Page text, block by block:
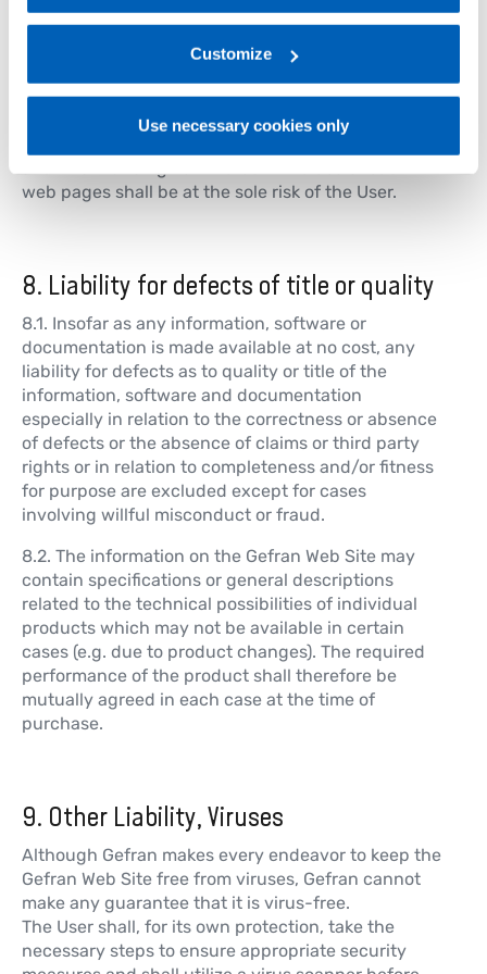
regarding processing of personal data, at the following
Gefran - Privacy Policy.
Customize
Use necessary cookies only
web pages of third parties. Gefran shall have no
liability for the contents of such web pages and
such web pages or their contents as its own, as
Gefran does not control the information on such
web pages shall be at the sole risk of the User.
8. Liability for defects of title or quality
8.1. Insofar as any information, software or
documentation is made available at no cost, any
liability for defects as to quality or title of the
information, software and documentation
especially in relation to the correctness or absence
of defects or the absence of claims or third party
rights or in relation to completeness and/or fitness
for purpose are excluded except for cases
involving willful misconduct or fraud.
8.2. The information on the Gefran Web Site may
contain specifications or general descriptions
related to the technical possibilities of individual
products which may not be available in certain
cases (e.g. due to product changes). The required
performance of the product shall therefore be
mutually agreed in each case at the time of
purchase.
9. Other Liability, Viruses
Although Gefran makes every endeavor to keep the
Gefran Web Site free from viruses, Gefran cannot
make any guarantee that it is virus-free.
The User shall, for its own protection, take the
necessary steps to ensure appropriate security